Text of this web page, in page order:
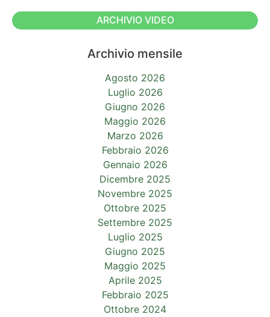
ARCHIVIO VIDEO
Archivio mensile
Agosto 2026
Luglio 2026
Giugno 2026
Maggio 2026
Marzo 2026
Febbraio 2026
Gennaio 2026
Dicembre 2025
Novembre 2025
Ottobre 2025
Settembre 2025
Luglio 2025
Giugno 2025
Maggio 2025
Aprile 2025
Febbraio 2025
Ottobre 2024